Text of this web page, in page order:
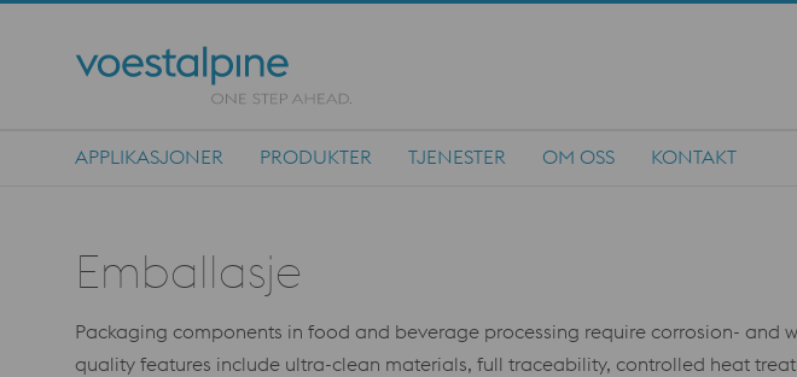
APPLIKASJONER PRODUKTER TJENESTER OM OSS KONTAKT
Emballasje
Packaging components in food and beverage processing require corrosion- and
quality features include ultra-clean materials, full traceability, controlled heat